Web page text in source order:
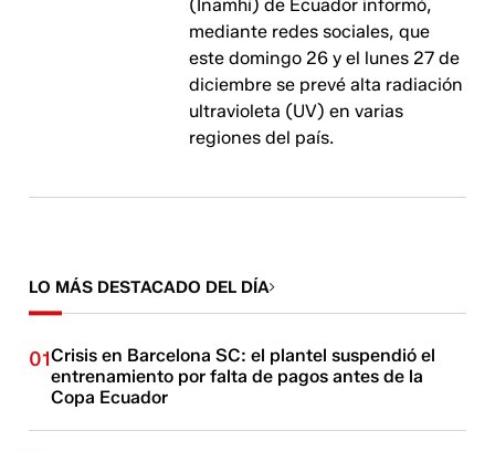
(Inamhi) de Ecuador informó,
mediante redes sociales, que
este domingo 26 y el lunes 27 de
diciembre se prevé alta radiación
ultravioleta (UV) en varias
regiones del país.
LO MÁS DESTACADO DEL DÍA
01Crisis en Barcelona SC: el plantel suspendió el
entrenamiento por falta de pagos antes de la
Copa Ecuador